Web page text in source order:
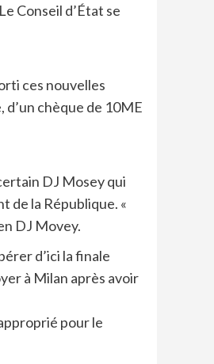
Conseil d’État se
ces nouvelles
chèque de 10ME
DJ Mosey qui
de la République. «
DJ Movey.
d’ici la finale
à Milan après avoir
pour le